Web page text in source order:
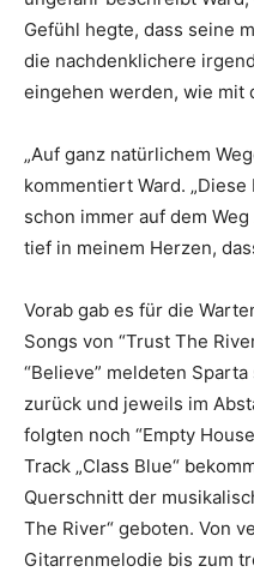
Gefühl hegte, dass seine
die nachdenklichere
eingehen werden, wie mit
„Auf ganz natürlichem
kommentiert Ward.
schon immer auf dem
tief in meinem Herzen,
Vorab gab es für die
Songs von “Trust The
“Believe” meldeten
zurück und jeweils im
folgten noch “Empty
Track „Class Blue“
Querschnitt der
The River“ geboten. Von
Gitarrenmelodie bis zum